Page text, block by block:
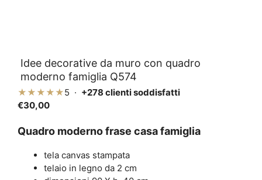
Idee decorative da muro con quadro
moderno famiglia Q574
★★★★★5 · +278 clienti soddisfatti
€30,00
Quadro moderno frase casa famiglia
tela canvas stampata
telaio in legno da 2 cm